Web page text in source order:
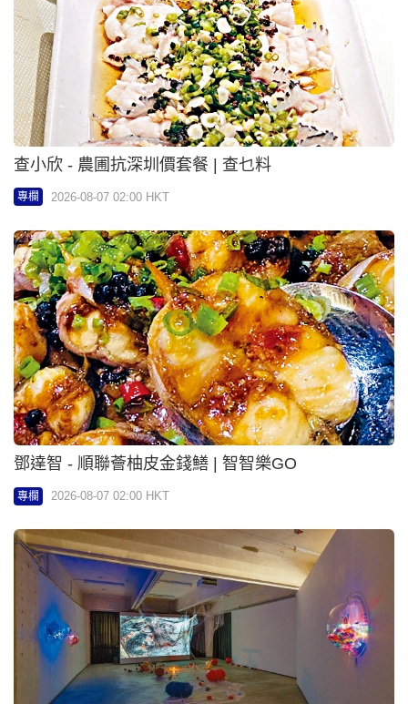
以後
專欄 2026-08-07 02:00 HKT
KellyChu - 尖沙咀見面會墟冚 拜仁將帥親民簽名冧
球迷 | Executive日記
專欄 2026-08-07 02:00 HKT
KellyChu - Cosplay「世一」為港爭光 電台開咪揭備
戰秘辛 | Executive日記
2026-08-06 18:00 HKT